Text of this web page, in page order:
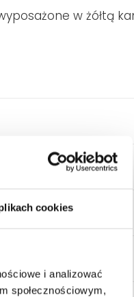
cookies
i analizować
społecznościowym,
w żółtą